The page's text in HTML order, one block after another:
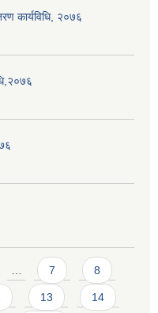
कार्यविधि, २०७६
7 8
13 14